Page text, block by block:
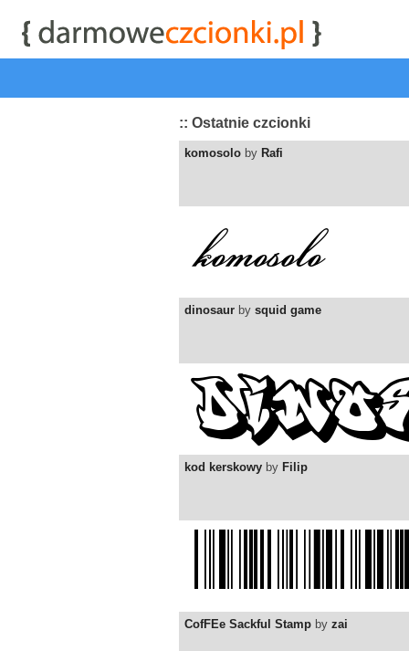
| przeglądaj | najwyżej
:: Ostatnie czcionki
komosolo by Rafi
dinosaur by squid game
kod kerskowy by Filip
CofFEe Sackful Stamp by zai